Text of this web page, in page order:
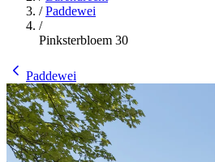
/Paddewei
/
Pinksterbloem 30
Paddewei